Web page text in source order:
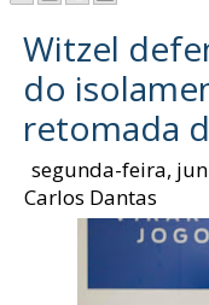
Witzel
do
retomada
segunda-feira,
Carlos Dantas